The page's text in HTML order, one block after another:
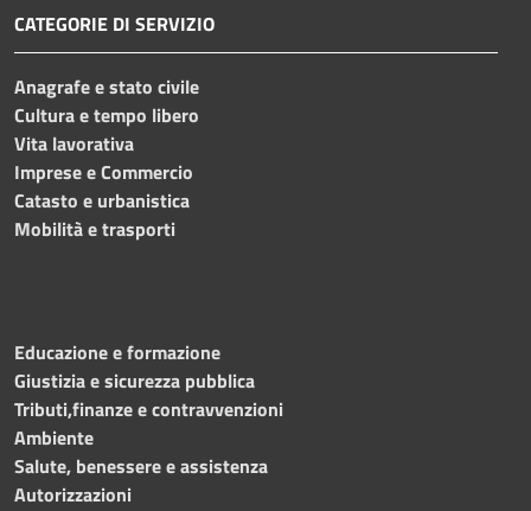
CATEGORIE DI SERVIZIO
Anagrafe e stato civile
Cultura e tempo libero
Vita lavorativa
Imprese e Commercio
Catasto e urbanistica
Mobilità e trasporti
Educazione e formazione
Giustizia e sicurezza pubblica
Tributi,finanze e contravvenzioni
Ambiente
Salute, benessere e assistenza
Autorizzazioni